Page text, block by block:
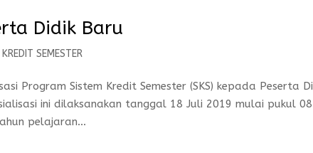
Didik Baru
SEMESTER
Program Sistem Kredit Semester (SKS) kepada Peserta
ini dilaksanakan tanggal 18 Juli 2019 mulai pukul
pelajaran...